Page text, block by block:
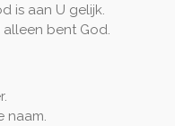
is aan U gelijk.
alleen bent God.
naam.